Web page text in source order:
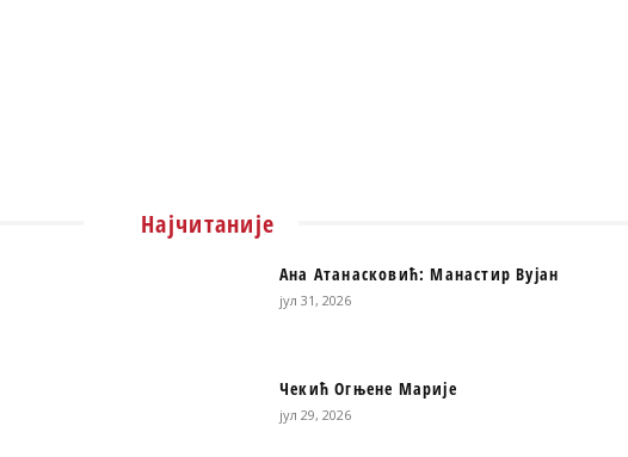
Најчитаније
Ана Атанасковић: Манастир Вујан
јул 31, 2026
Чекић Огњене Марије
јул 29, 2026